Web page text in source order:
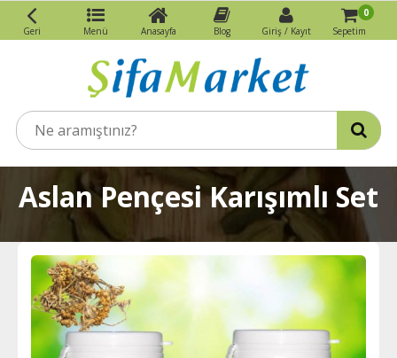
Aslan Pençesi Karışımlı Set
Geri Menü Anasayfa Blog Giriş / Kayıt Sepetim
0